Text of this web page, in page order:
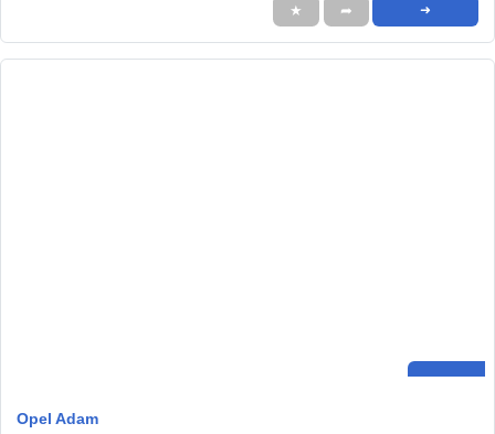
★ ➦ ➜
Opel Adam